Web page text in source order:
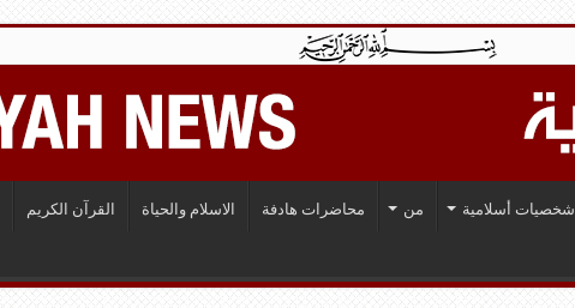
شخصيات أسلامية من محاضرات هادفة الاسلام والحياة القرآن الكريم